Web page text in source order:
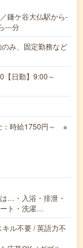
鎌ケ谷大仏駅から-
---分
み、固定勤務など
【日勤】9:00～
：時給1750円～ ※
…・入浴・排泄・
ト・洗濯…
ル不要 / 英語力不